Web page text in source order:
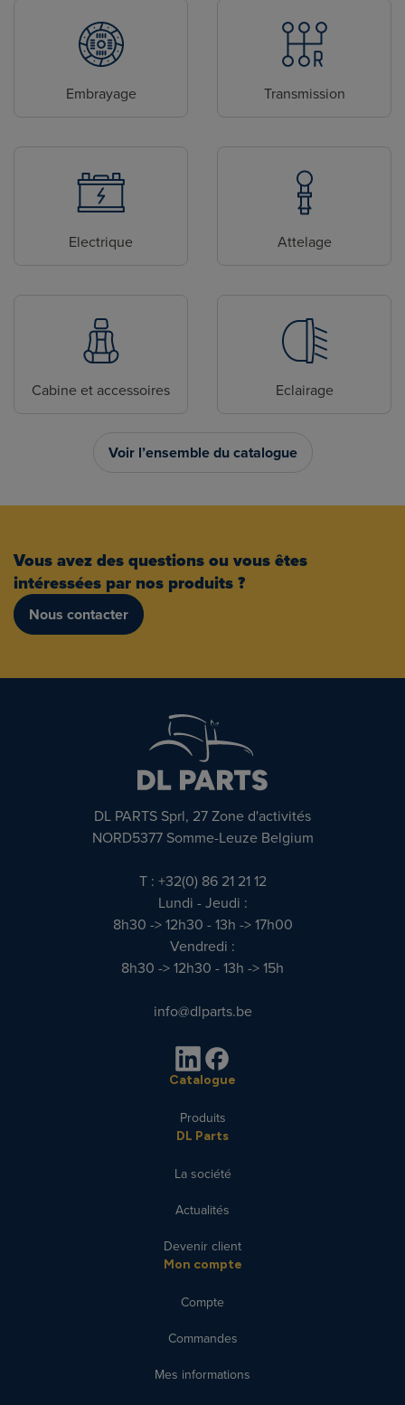
Embrayage Transmission
Electrique Attelage
Cabine et accessoires Eclairage
Voir l’ensemble du catalogue
Vous avez des questions ou vous êtes
intéressées par nos produits ?
Nous contacter
DL PARTS Sprl, 27 Zone d'activités
NORD5377 Somme-Leuze Belgium
T : +32(0) 86 21 21 12
Lundi - Jeudi :
8h30 -> 12h30 - 13h -> 17h00
Vendredi :
8h30 -> 12h30 - 13h -> 15h
info@dlparts.be
Catalogue
Produits
DL Parts
La société
Actualités
Devenir client
Mon compte
Compte
Commandes
Mes informations